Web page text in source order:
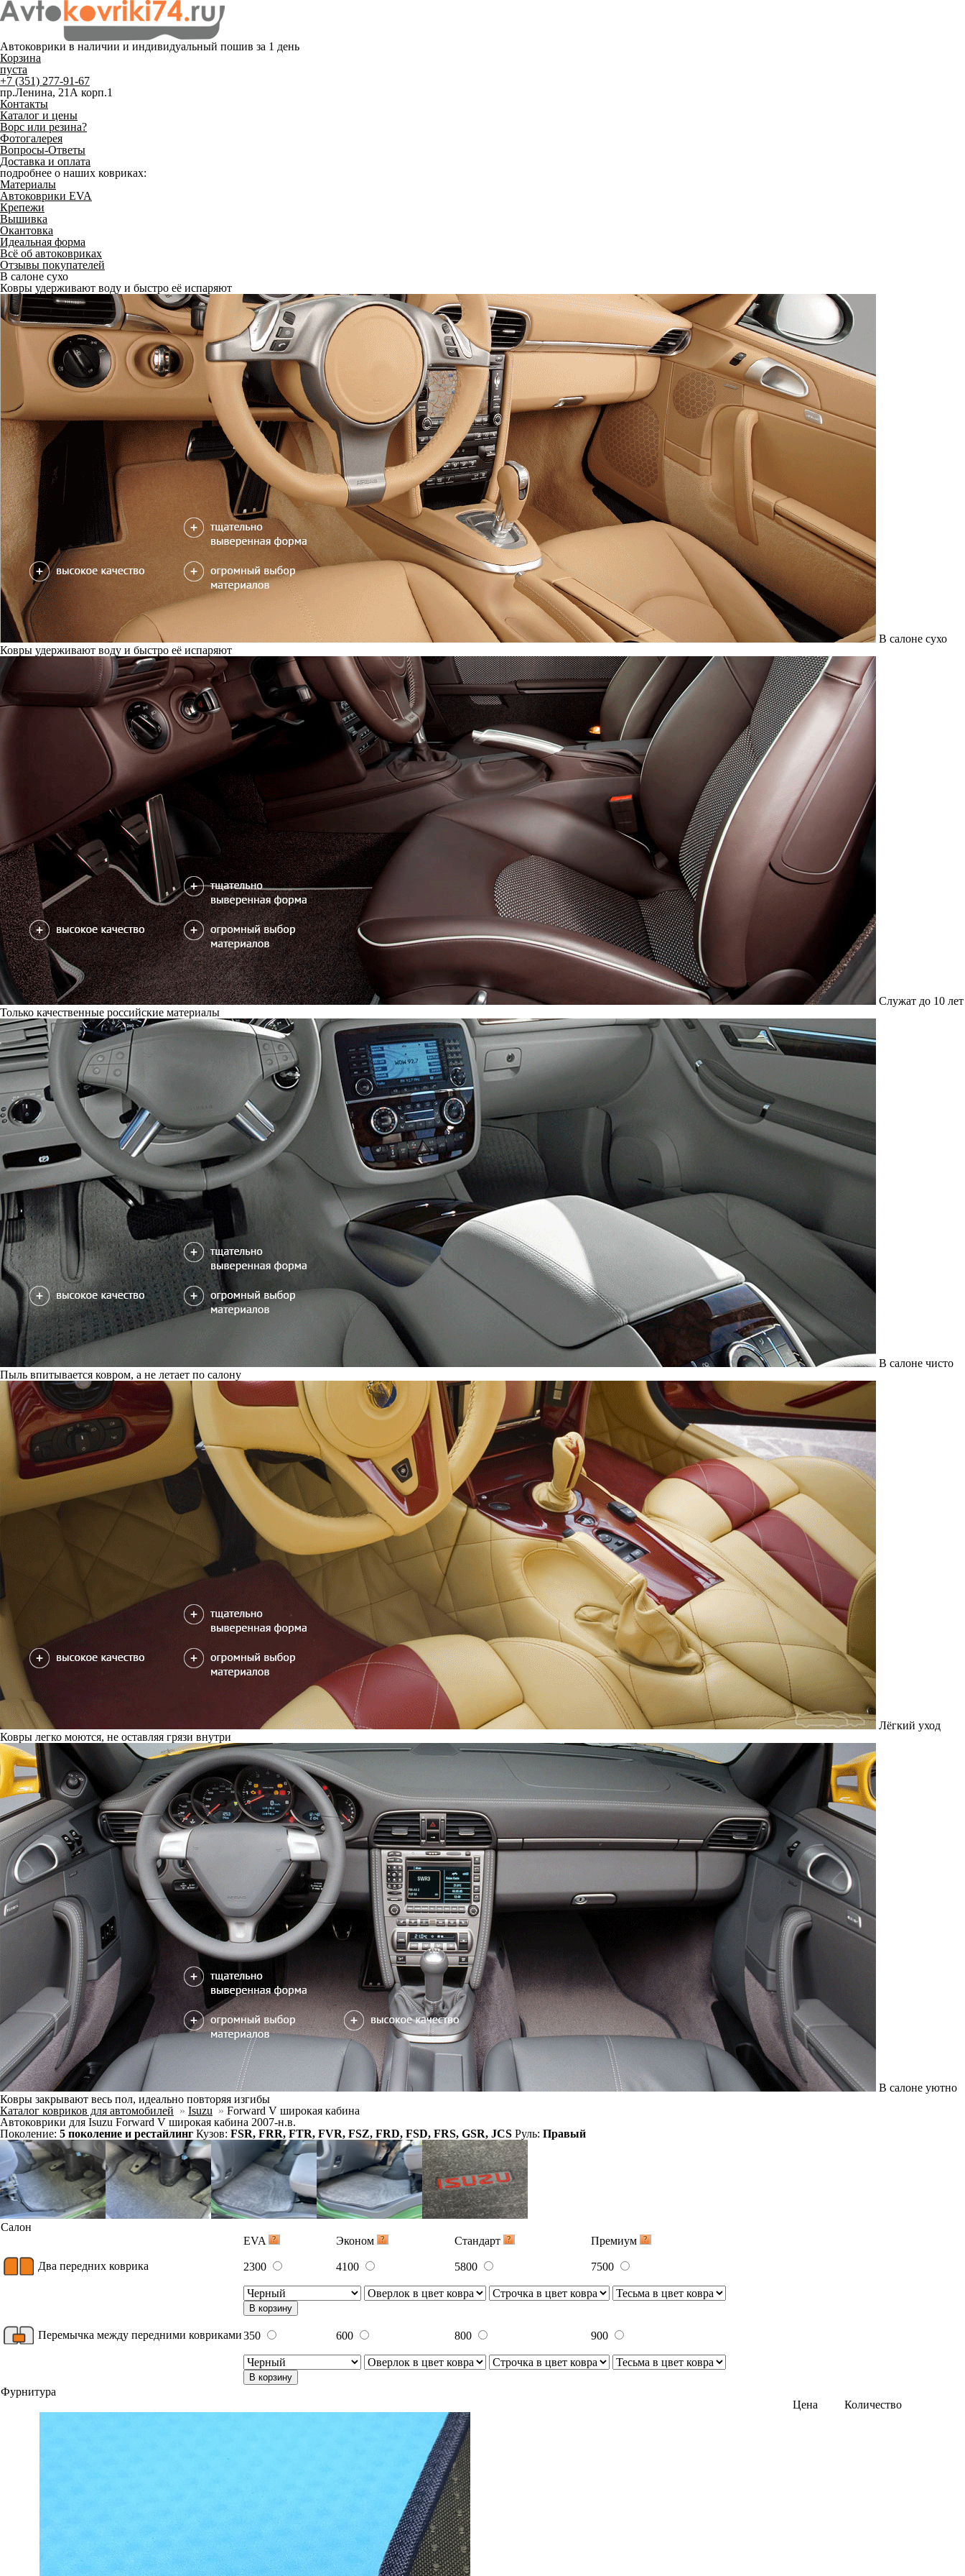
Автоковрики в наличии и индивидуальный пошив за 1 день
Корзина
пуста
+7 (351) 277-91-67
пр.Ленина, 21А корп.1
Контакты
Каталог и цены
Ворс или резина?
Фотогалерея
Вопросы-Ответы
Доставка и оплата
подробнее о наших ковриках:
Материалы
Автоковрики EVA
Крепежи
Вышивка
Окантовка
Идеальная форма
Всё об автоковриках
Отзывы покупателей
В салоне сухо
Ковры удерживают воду и быстро её испаряют
В салоне сухо
Ковры удерживают воду и быстро её испаряют
Служат до 10 лет
Только качественные российские материалы
В салоне чисто
Пыль впитывается ковром, а не летает по салону
Лёгкий уход
Ковры легко моются, не оставляя грязи внутри
В салоне уютно
Ковры закрывают весь пол, идеально повторяя изгибы
Каталог ковриков для автомобилей » Isuzu » Forward V широкая кабина
Автоковрики для Isuzu Forward V широкая кабина 2007-н.в.
Поколение: 5 поколение и рестайлинг Кузов: FSR, FRR, FTR, FVR, FSZ, FRD, FSD, FRS, GSR, JCS Руль: Правый
Салон
EVA
Эконом Стандарт Премиум
Два передних коврика 2300 4100 5800 7500
В корзину
Перемычка между передними ковриками350 600 800 900
В корзину
Фурнитура
Цена
Количество